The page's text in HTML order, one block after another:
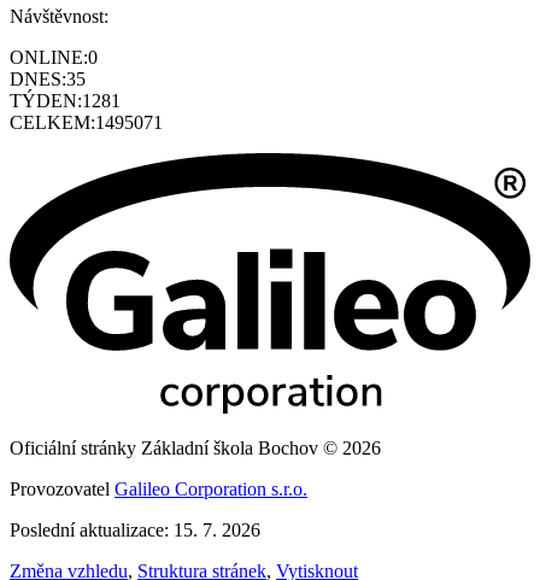
Návštěvnost:
ONLINE:0
DNES:35
TÝDEN:1281
CELKEM:1495071
Oficiální stránky Základní škola Bochov © 2026
Provozovatel Galileo Corporation s.r.o.
Poslední aktualizace: 15. 7. 2026
Změna vzhledu, Struktura stránek, Vytisknout